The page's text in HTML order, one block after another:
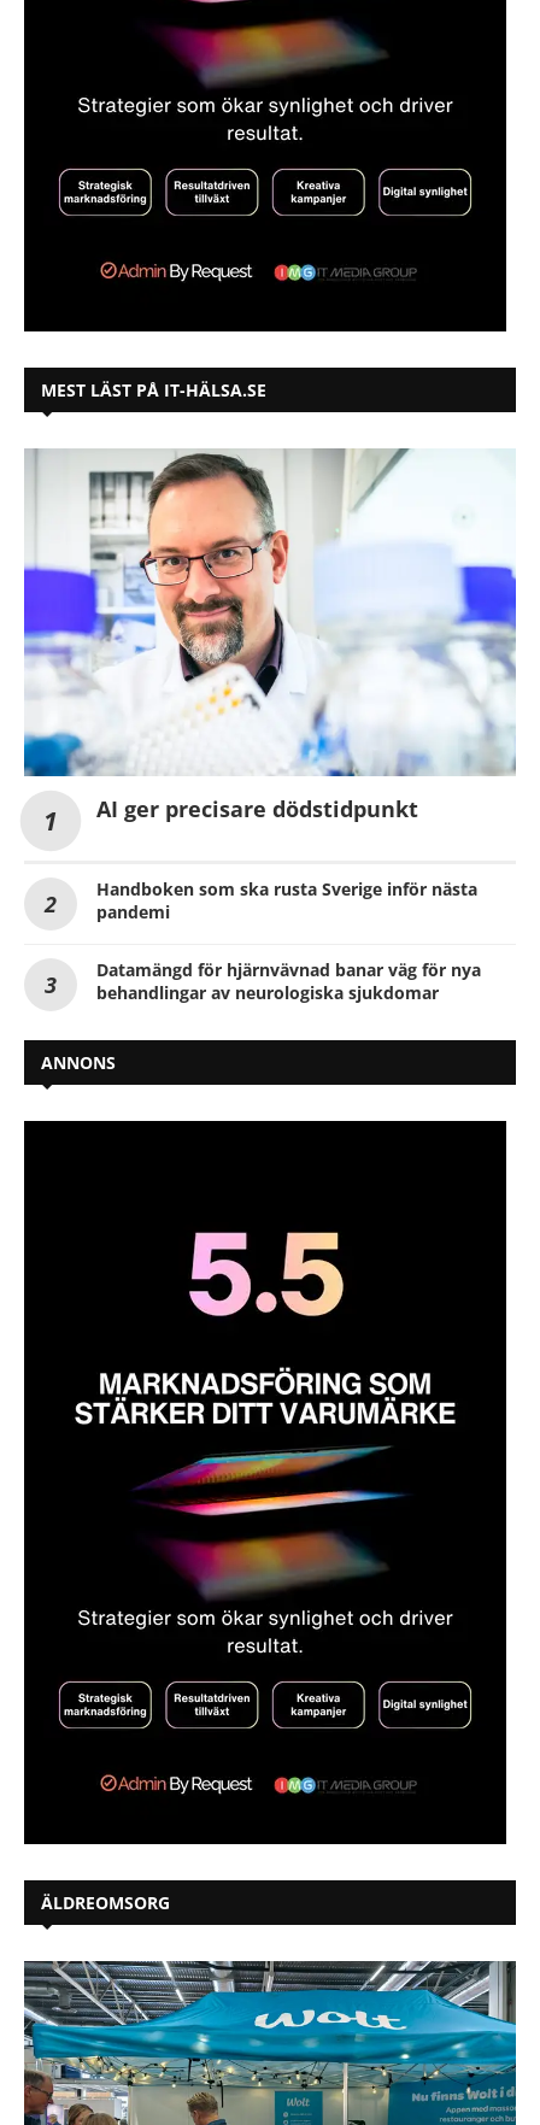
MEST LÄST PÅ IT-HÄLSA.SE
AI ger precisare dödstidpunkt
Handboken som ska rusta Sverige inför nästa
pandemi
Datamängd för hjärnvävnad banar väg för nya
behandlingar av neurologiska sjukdomar
ANNONS
ÄLDREOMSORG